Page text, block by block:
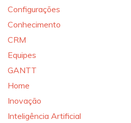
Configurações
Conhecimento
CRM
Equipes
GANTT
Home
Inovação
Inteligência Artificial